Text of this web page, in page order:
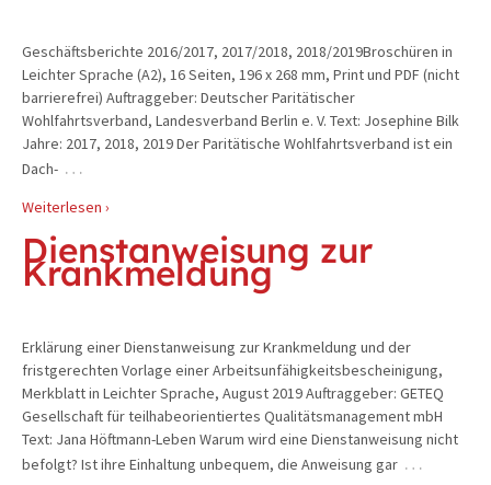
Geschäftsberichte 2016/2017, 2017/2018, 2018/2019Broschüren in
Leichter Sprache (A2), 16 Seiten, 196 x 268 mm, Print und PDF (nicht
barrierefrei) Auftraggeber: Deutscher Paritätischer
Wohlfahrtsverband, Landesverband Berlin e. V. Text: Josephine Bilk
Jahre: 2017, 2018, 2019 Der Paritätische Wohlfahrtsverband ist ein
Dach- …
Weiterlesen ›
Dienstanweisung zur
Krankmeldung
Erklärung einer Dienstanweisung zur Krankmeldung und der
fristgerechten Vorlage einer Arbeitsunfähigkeitsbescheinigung,
Merkblatt in Leichter Sprache, August 2019 Auftraggeber: GETEQ
Gesellschaft für teilhabeorientiertes Qualitätsmanagement mbH
Text: Jana Höftmann-Leben Warum wird eine Dienstanweisung nicht
befolgt? Ist ihre Einhaltung unbequem, die Anweisung gar …